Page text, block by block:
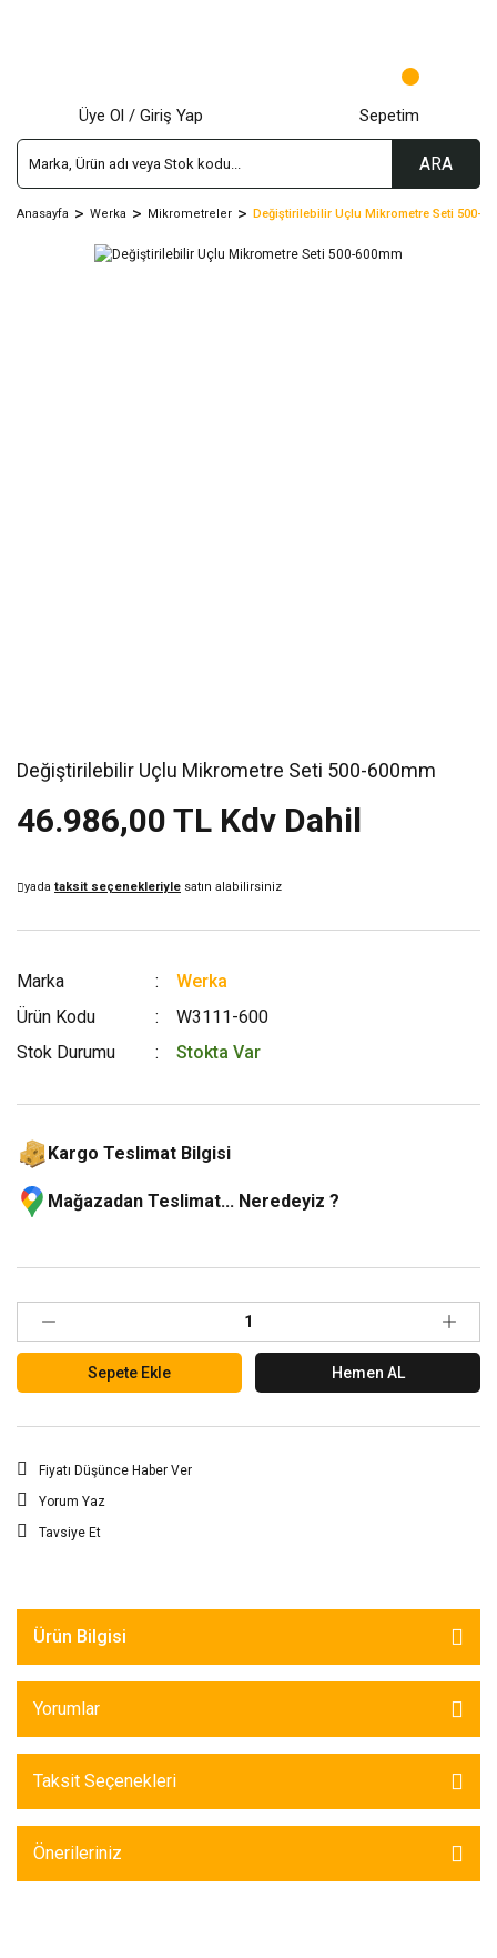
ARA
Üye Ol / Giriş Yap Sepetim
Anasayfa Werka Mikrometreler Değiştirilebilir Uçlu Mikrometre Seti 500-
Değiştirilebilir Uçlu Mikrometre Seti 500-600mm
46.986,00 TL Kdv Dahil
yada taksit seçenekleriyle satın alabilirsiniz
Marka
Werka
Ürün Kodu
W3111-600
Stok Durumu
Stokta Var
Kargo Teslimat Bilgisi
Mağazadan Teslimat... Neredeyiz ?
Sepete Ekle Hemen AL
Fiyatı Düşünce Haber Ver
Yorum Yaz
Tavsiye Et
Ürün Bilgisi
Yorumlar
Taksit Seçenekleri
Önerileriniz